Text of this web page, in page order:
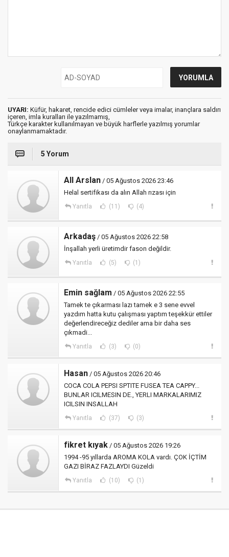
UYARI: Küfür, hakaret, rencide edici cümleler veya imalar, inançlara saldırı
içeren, imla kuralları ile yazılmamış,
Türkçe karakter kullanılmayan ve büyük harflerle yazılmış yorumlar
onaylanmamaktadır.
5 Yorum
All Arslan / 05 Ağustos 2026 23:46
Helal sertifikası da alın Allah rızası için
Yanıtla (11) (4)
Arkadaş / 05 Ağustos 2026 22:58
İnşallah yerli üretimdir fason değildir.
Yanıtla (5) (1)
Emin sağlam / 05 Ağustos 2026 22:55
Tamek te çıkarması lazı tamek e 3 sene evvel
yazdım hatta kutu çalışması yaptım teşekkür ettiler
değerlendireceğiz dediler ama bir daha ses
çıkmadi...
Yanıtla (3) (0)
Hasan / 05 Ağustos 2026 20:46
COCA COLA PEPSI SPTITE FUSEA TEA CAPPY...
BUNLAR ICILMESIN DE., YERLI MARKALARIMIZ
ICILSIN INSALLAH
Yanıtla (37) (3)
fikret kıyak / 05 Ağustos 2026 19:26
1994 -95 yıllarda AROMA KOLA vardı. ÇOK İÇTİM
GAZI BİRAZ FAZLAYDI Güzeldi
Yanıtla (10) (1)